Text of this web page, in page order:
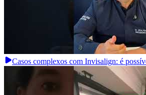
Casos complexos com Invisalign: é